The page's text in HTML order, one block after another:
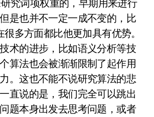
究词项权重的，早期用来进行
是也并不一定一成不变的，比
多方面都比他更加具有优势。
术的进步，比如语义分析等技
算法也会被渐渐限制了起作用
。这也不能不说研究算法的悲
直说的是，我们完全可以跳出
题本身出发去思考问题，或者